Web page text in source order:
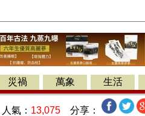
災禍 萬象 生活
人氣： 13,075 分享：